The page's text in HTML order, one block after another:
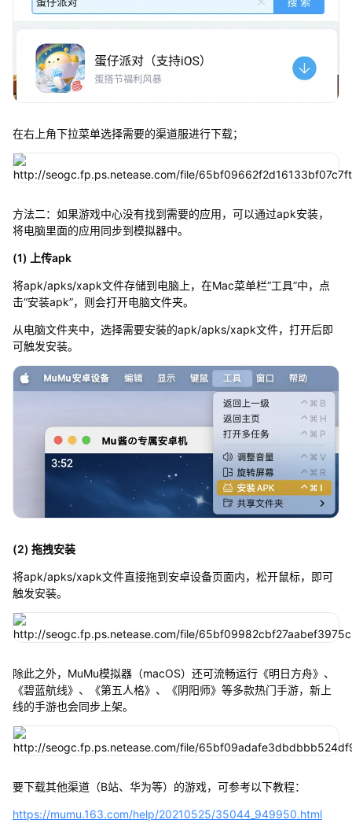
在右上角下拉菜单选择需要的渠道服进行下载；
方法二：如果游戏中心没有找到需要的应用，可以通过apk安装，
将电脑里面的应用同步到模拟器中。
(1) 上传apk
将apk/apks/xapk文件存储到电脑上，在Mac菜单栏“工具”中，点
击“安装apk”，则会打开电脑文件夹。
从电脑文件夹中，选择需要安装的apk/apks/xapk文件，打开后即
可触发安装。
(2) 拖拽安装
将apk/apks/xapk文件直接拖到安卓设备页面内，松开鼠标，即可
触发安装。
除此之外，MuMu模拟器（macOS）还可流畅运行《明日方舟》、
《碧蓝航线》、《第五人格》、《阴阳师》等多款热门手游，新上
线的手游也会同步上架。
要下载其他渠道（B站、华为等）的游戏，可参考以下教程：
https://mumu.163.com/help/20210525/35044_949950.html